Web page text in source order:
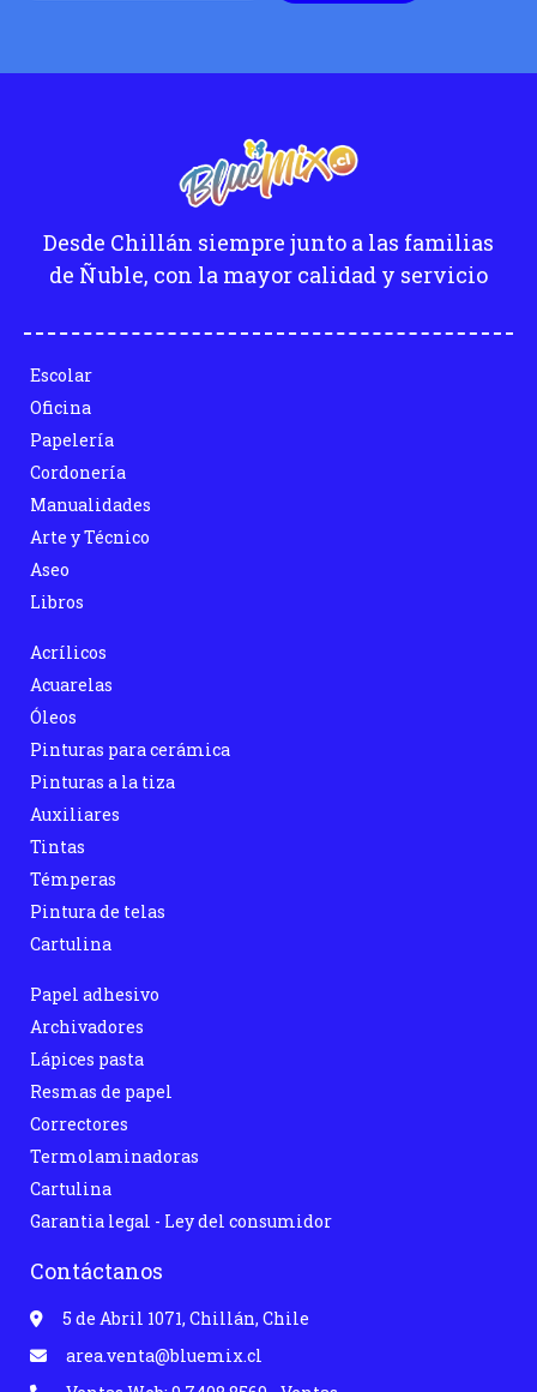
Desde Chillán siempre junto a las familias
de Ñuble, con la mayor calidad y servicio
Escolar
Oficina
Papelería
Cordonería
Manualidades
Arte y Técnico
Aseo
Libros
Acrílicos
Acuarelas
Óleos
Pinturas para cerámica
Pinturas a la tiza
Auxiliares
Tintas
Témperas
Pintura de telas
Cartulina
Papel adhesivo
Archivadores
Lápices pasta
Resmas de papel
Correctores
Termolaminadoras
Cartulina
Garantia legal - Ley del consumidor
Contáctanos
5 de Abril 1071, Chillán, Chile
area.venta@bluemix.cl